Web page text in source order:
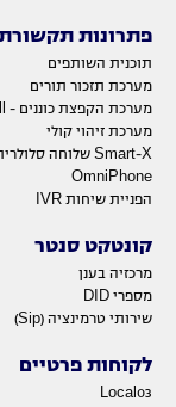
פתרונות
תוכנית השותפים
מערכת תזכור תורים
מערכת הקפצת כוננים - On Call
מערכת זיהוי קולי
Smart-X שלוחה סלולרית מתקדמת
OmniPhone
הפניית שיחות IVR
קונטקט סנטר
מרכזיה בענן
מספרי DID
שירותי טרמינציה (Sip)
לקוחות פרטיים
Local03